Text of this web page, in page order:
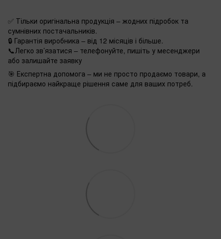
✅ Тільки оригінальна продукція – жодних підробок та
сумнівних постачальників.
🔒 Гарантія виробника – від 12 місяців і більше.
📞Легко зв’язатися – телефонуйте, пишіть у месенджери
або залишайте заявку
🎯 Експертна допомога – ми не просто продаємо товари, а
підбираємо найкраще рішення саме для ваших потреб.